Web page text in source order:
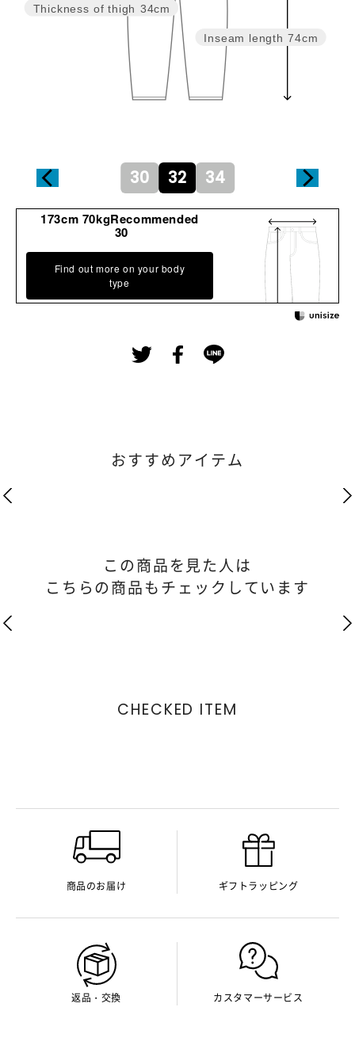
Inseam length 74cm
Thickness of thigh 34cm
30 32 34
173cm 70kgRecommended
30
Find out more on your body
type
おすすめアイテム
この商品を見た人は
こちらの商品もチェックしています
CHECKED ITEM
商品のお届け ギフトラッピング
返品・交換 カスタマーサービス